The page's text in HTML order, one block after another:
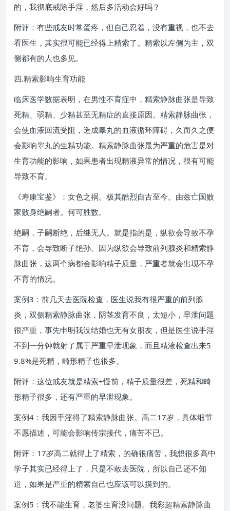
的，我彻底戒除手淫，然后多活动会好吗？
附评：有些戒友时常蛋疼，但自己忍着，没有重视，也不去
看医生，其实很可能已经得上精索了。精索以左侧为主，双
侧都有的人也多见。
四.精索影响生育功能
临床医学数据表明，在男性不育症中，精索静脉曲张是导致
死精、弱精、少精甚至无精症的直接原因。精索静脉曲张，
会使血液回流受阻，造成睾丸的血液循环障碍，久而久之便
会影响睾丸的生精功能。精索静脉曲张最为严重的危害是对
生育功能的影响，如果患者出现精液异常的情况，很有可能
导致不育。
《寿康宝鉴》：女色之祸。极其酷烈自古至今。由兹亡国败
家败身绝嗣者。何可胜数。
绝嗣，子嗣断绝，后继无人。就是指的是，纵欲会导致不孕
不育，会导致断子绝孙。因为纵欲会导致前列腺炎和精索静
脉曲张，这两个病都会影响精子质量，严重者就会出现不孕
不育的情况。
案例3：前几天去医院检查，医生说我有很严重的前列腺
炎，双侧精索静脉曲张，阴茎发育不良，太短小，早泄问题
很严重，事先申明我没结婚也无有女朋友，但是医生说手淫
不到一分钟就射了属于严重早泄现象，而且精液检查出来5
9.8%是死精，畸形精子也很多。
附评：这位戒友就是精索+慢前，精子质量很差，死精和畸
形精子很多，还有严重的早泄现象。
案例4：我因手淫得了精索静脉曲张。高二17岁，具体细节
不愿描述，可能会影响传宗接代，痛苦不已。
附评：17岁高二就得上了精索，的确很痛苦，我想很多高中
学子其实已经得上了，只是不敢去医院，所以自己还不知
道，如果是严重的精索自己也应该可以摸到的。
案例5：我不能生育，老婆生育没问题。我彩超精索静脉曲